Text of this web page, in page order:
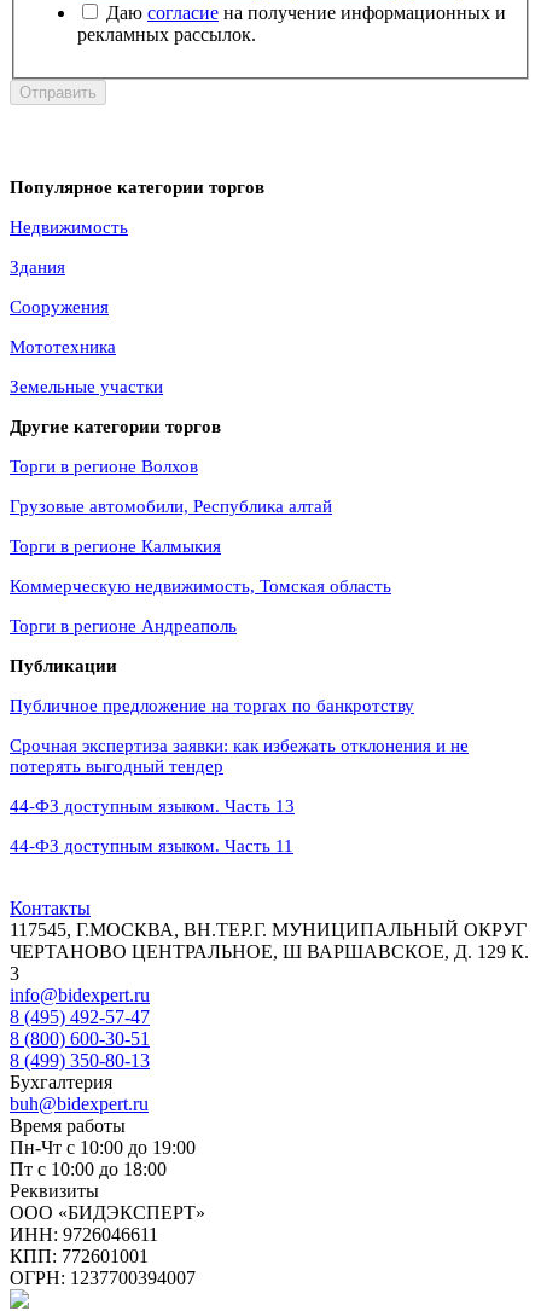
Даю согласие на получение информационных и
рекламных рассылок.
Отправить
Популярное категории торгов
Недвижимость
Здания
Сооружения
Мототехника
Земельные участки
Другие категории торгов
Торги в регионе Волхов
Грузовые автомобили, Республика алтай
Торги в регионе Калмыкия
Коммерческую недвижимость, Томская область
Торги в регионе Андреаполь
Публикации
Публичное предложение на торгах по банкротству
Срочная экспертиза заявки: как избежать отклонения и не
потерять выгодный тендер
44‑ФЗ доступным языком. Часть 13
44‑ФЗ доступным языком. Часть 11
Контакты
117545, Г.МОСКВА, ВН.ТЕР.Г. МУНИЦИПАЛЬНЫЙ ОКРУГ
ЧЕРТАНОВО ЦЕНТРАЛЬНОЕ, Ш ВАРШАВСКОЕ, Д. 129 К.
3
info@bidexpert.ru
8 (495) 492-57-47
8 (800) 600-30-51
8 (499) 350-80-13
Бухгалтерия
buh@bidexpert.ru
Время работы
Пн-Чт с 10:00 до 19:00
Пт с 10:00 до 18:00
Реквизиты
ООО «БИДЭКСПЕРТ»
ИНН: 9726046611
КПП: 772601001
ОГРН: 1237700394007